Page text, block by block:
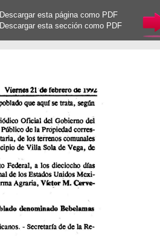
Descargar esta página como PDF
Descargar esta sección como PDF